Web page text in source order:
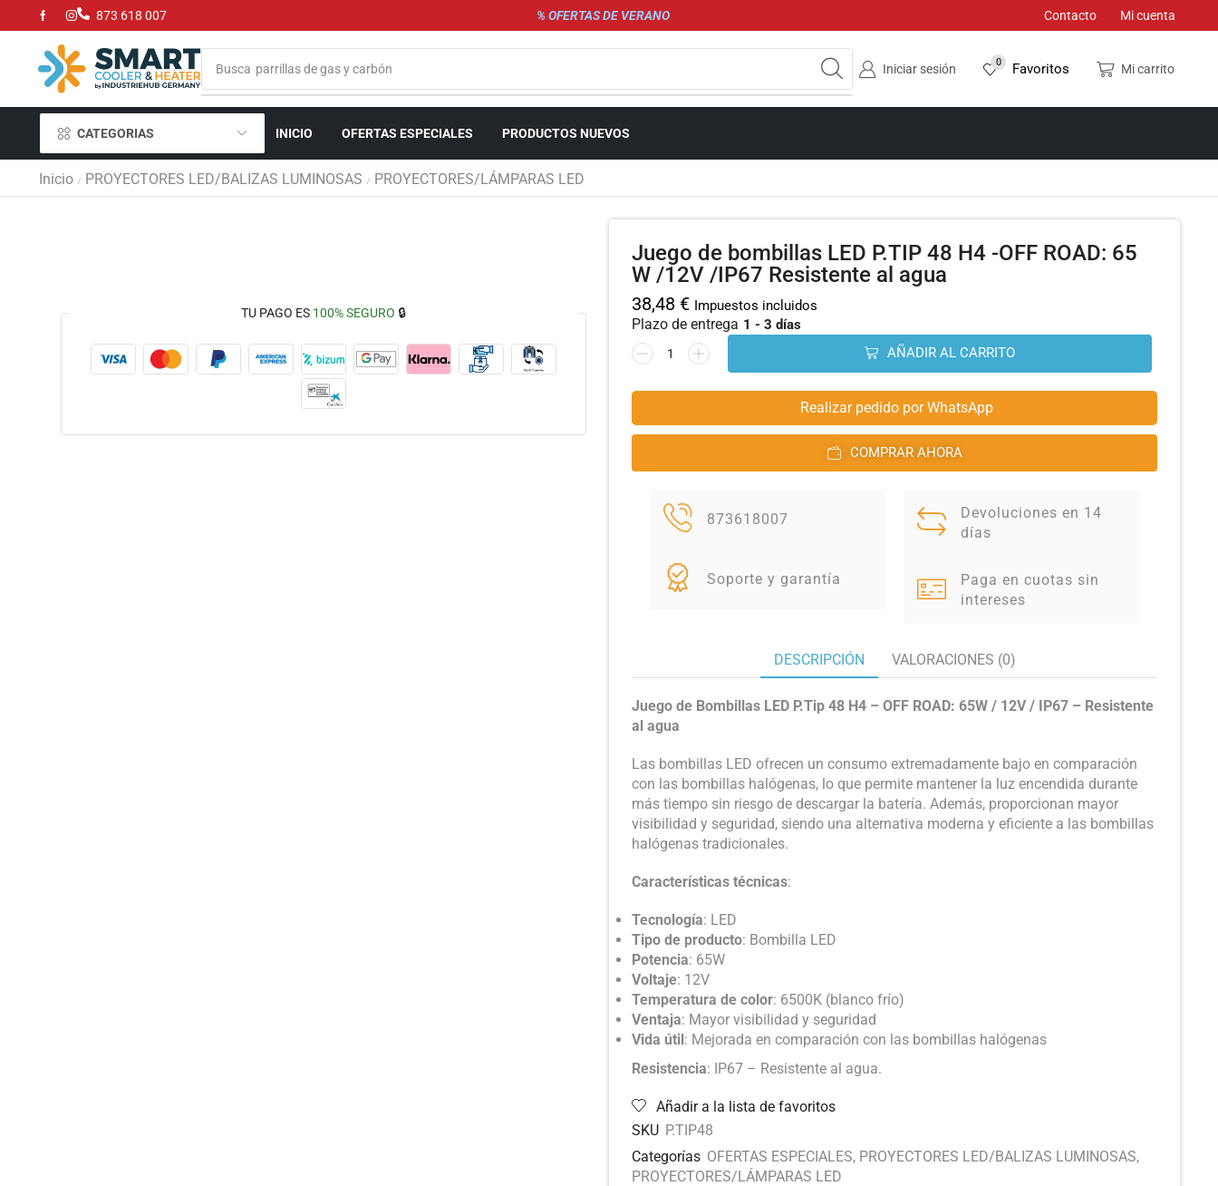
873 618 007 % OFERTAS DE VERANO Contacto Mi cuenta
Busca neveras portatiles Iniciar sesión 0 Favoritos Mi carrito
CATEGORIAS INICIO OFERTAS ESPECIALES PRODUCTOS NUEVOS
Inicio / PROYECTORES LED/BALIZAS LUMINOSAS / PROYECTORES/LÁMPARAS LED
TU PAGO ES 100% SEGURO 🔒
Juego de bombillas LED P.TIP 48 H4 -OFF ROAD: 65
W /12V /IP67 Resistente al agua
38,48 € Impuestos incluidos
Plazo de entrega 1 - 3 días
AÑADIR AL CARRITO
Realizar pedido por WhatsApp
COMPRAR AHORA
873618007
Soporte y garantía
Devoluciones en 14
días
Paga en cuotas sin
intereses
DESCRIPCIÓN VALORACIONES (0)
Juego de Bombillas LED P.Tip 48 H4 – OFF ROAD: 65W / 12V / IP67 – Resistente
al agua
Las bombillas LED ofrecen un consumo extremadamente bajo en comparación
con las bombillas halógenas, lo que permite mantener la luz encendida durante
más tiempo sin riesgo de descargar la batería. Además, proporcionan mayor
visibilidad y seguridad, siendo una alternativa moderna y eficiente a las bombillas
halógenas tradicionales.
Características técnicas:
Tecnología: LED
Tipo de producto: Bombilla LED
Potencia: 65W
Voltaje: 12V
Temperatura de color: 6500K (blanco frío)
Ventaja: Mayor visibilidad y seguridad
Vida útil : Mejorada en comparación con las bombillas halógenas
Resistencia: IP67 – Resistente al agua.
Añadir a la lista de favoritos
SKU P.TIP48
Categorías OFERTAS ESPECIALES, PROYECTORES LED/BALIZAS LUMINOSAS,
PROYECTORES/LÁMPARAS LED